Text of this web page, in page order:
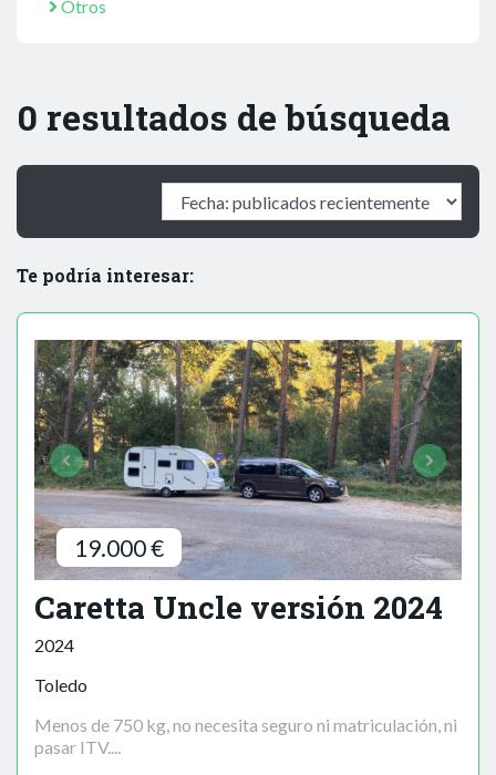
Otros
0 resultados de búsqueda
Te podría interesar:
19.000 €
Caretta Uncle versión 2024
2024
Toledo
Menos de 750 kg, no necesita seguro ni matriculación, ni
pasar ITV....